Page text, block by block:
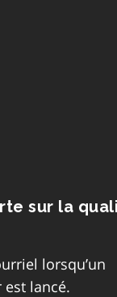
sur la
lorsqu’un
est lancé.